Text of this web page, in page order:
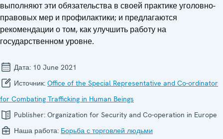
выполняют эти обязательства в своей практике уголовно-
правовых мер и профилактики; и предлагаются
рекомендации о том, как улучшить работу на
государственном уровне.
Дата: 10 June 2021
Источник: Office of the Special Representative and Co-ordinator
for Combating Trafficking in Human Beings
Publisher: Organization for Security and Co-operation in Europe
Наша работа: Борьба с торговлей людьми